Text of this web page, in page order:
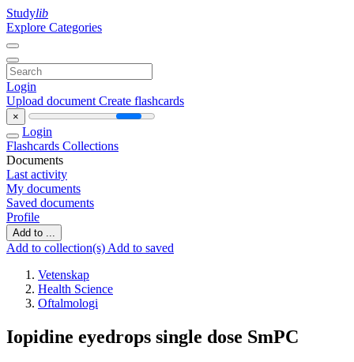
Studylib
Explore Categories
Login
Upload document Create flashcards
×
Login
Flashcards Collections
Documents
Last activity
My documents
Saved documents
Profile
Add to ...
Add to collection(s) Add to saved
Vetenskap
Health Science
Oftalmologi
Iopidine eyedrops single dose SmPC